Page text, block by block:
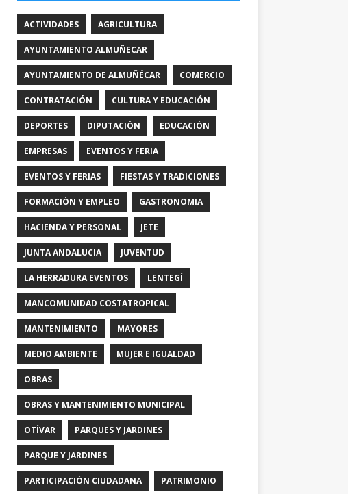
ACTIVIDADES AGRICULTURA
AYUNTAMIENTO ALMUÑECAR
AYUNTAMIENTO DE ALMUÑÉCAR COMERCIO
CONTRATACIÓN CULTURA Y EDUCACIÓN
DEPORTES DIPUTACIÓN EDUCACIÓN
EMPRESAS EVENTOS Y FERIA
EVENTOS Y FERIAS FIESTAS Y TRADICIONES
FORMACIÓN Y EMPLEO GASTRONOMIA
HACIENDA Y PERSONAL JETE
JUNTA ANDALUCIA JUVENTUD
LA HERRADURA EVENTOS LENTEGÍ
MANCOMUNIDAD COSTATROPICAL
MANTENIMIENTO MAYORES
MEDIO AMBIENTE MUJER E IGUALDAD
OBRAS
OBRAS Y MANTENIMIENTO MUNICIPAL
OTÍVAR PARQUES Y JARDINES
PARQUE Y JARDINES
PARTICIPACIÓN CIUDADANA PATRIMONIO